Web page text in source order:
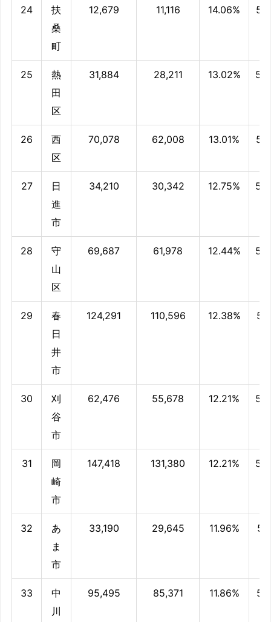
24
扶
桑
町
12,679 11,116 14.06%
25
熱
田
区
31,884 28,211 13.02%
26
西
区
70,078 62,008 13.01%
27
日
進
市
34,210 30,342 12.75%
28
守
山
区
69,687 61,978 12.44%
29
春
日
井
市
124,291 110,596 12.38%
30
刈
谷
市
62,476 55,678 12.21%
31
岡
崎
市
147,418 131,380 12.21%
32
あ
ま
市
33,190 29,645 11.96%
33
中
川
95,495 85,371 11.86%